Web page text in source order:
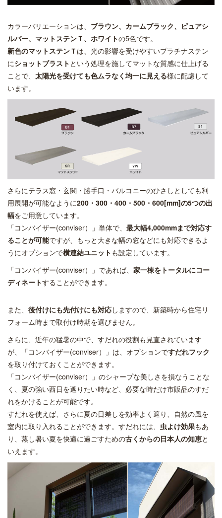
カラーバリエーションは、 ブラウン、カームブラック、ピュアシ
ルバー、マットステンＴ、ホワイトの5色です。
新色のマットステンＴ は、光の影響を受けやすいプラチナステン
にショットブラスト という処理を施してマットな質感に仕上げる
ことで、 太陽光を受けても色ムラなく均一に見える様に配慮して
います。
さらにテラス窓・玄関・勝手口・バルコニーのひさしとしても利
用展開が可能なように200・300・400・500・600[mm]の5つの出
幅をご用意しています。
「コンバイザー(conviser）」単体で、 最大幅4,000mmまで対応す
ることが可能ですが、もっと大きな幅の窓などにも対応できるよ
うにオプションで横連結ユニット も設定しています。
「コンバイザー(conviser）」であれば、 家一棟をトータルにコー
ディネートすることができます。
また、 後付けにも先付けにも対応しますので、新築時から住宅リ
フォーム時まで取付け時期を選びません。
さらに、近年の猛暑の中で、すだれの役割も見直されています
が、「コンバイザー(conviser）」は、オプションですだれフック
を取り付けておくことができます。
「コンバイザー(conviser）」のシャープな美しさを損なうことな
く、夏の強い西日を遮りたい時など、必要な時だけ市販品のすだ
れをかけることが可能です。
すだれを使えば、さらに夏の日差しを効率よく遮り、自然の風を
室内に取り入れることができます。すだれには、 虫よけ効果もあ
り、蒸し暑い夏を快適に過ごすための古くからの日本人の知恵と
いえます。